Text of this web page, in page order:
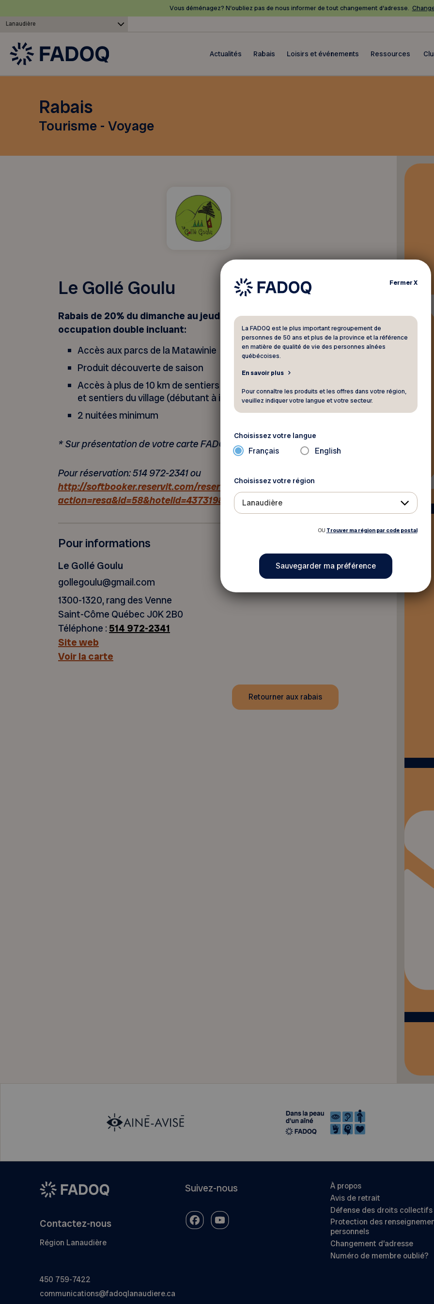
Vous déménagez? N’oubliez pas de nous informer de tout changement d’adresse.
Lanaudière
Actualités Rabais Loisirs et événements Ressources
Rabais
Tourisme - Voyage
Le Gollé Goulu
Rabais de 20% du dimanche au jeudi sur un gîte en
occupation double incluant:
Accès aux parcs de la Matawinie
Produit découverte de saison
Accès à plus de 10 km de sentiers sur place, sentier national
et sentiers du village (débutant à intermédiaire)
2 nuitées minimum
* Sur présentation de votre carte FADOQ
Pour réservation: 514 972-2341 ou
http://softbooker.reservit.com/reservit/reserhotel.php?
action=resa&id=58&hotelid=437319&rateid=2995603&ratecustid=58
Pour informations
Le Gollé Goulu
gollegoulu@gmail.com
1300-1320, rang des Venne
Saint-Côme Québec J0K 2B0
Téléphone : 514 972-2341
Site web
Voir la carte
Retourner aux rabais
Contactez-nous
Région Lanaudière
450 759-7422
communications@fadoqlanaudiere.ca
Suivez-nous
À propos
Avis de retrait
Défense des droits collectifs
Protection des
personnels
Changement d’adresse
Numéro de membre oublié?
FermerX
La FADOQ est le plus important regroupement de
personnes de 50 ans et plus de la province et la référence
en matière de qualité de vie des personnes aînées
québécoises.
En savoir plus
Pour connaître les produits et les offres dans votre région,
veuillez indiquer votre langue et votre secteur.
Choisissez votre langue
Français English
Choisissez votre région
Lanaudière
OU Trouver ma région par code postal